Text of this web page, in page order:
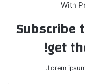
With
Subscribe
get
Lorem